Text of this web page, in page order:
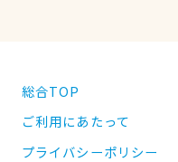
総合TOP
ご利用にあたって
プライバシーポリシー